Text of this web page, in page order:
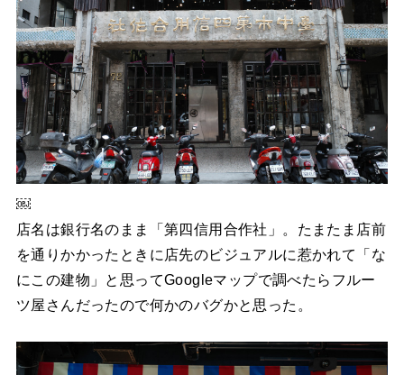
￼
店名は銀行名のまま「第四信用合作社」。たまたま店前
を通りかかったときに店先のビジュアルに惹かれて「な
にこの建物」と思ってGoogleマップで調べたらフルー
ツ屋さんだったので何かのバグかと思った。